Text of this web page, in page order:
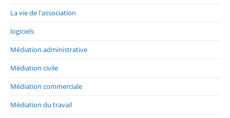
La vie de l'association
logiciels
Médiation administrative
Médiation civile
Médiation commerciale
Médiation du travail